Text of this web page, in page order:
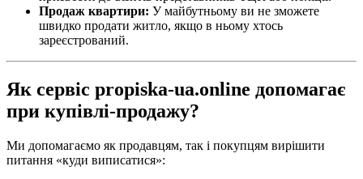
Продаж квартири: У майбутньому ви не зможете
швидко продати житло, якщо в ньому хтось
зареєстрований.
Як сервіс propiska-ua.online допомагає
при купівлі-продажу?
Ми допомагаємо як продавцям, так і покупцям вирішити
питання «куди виписатися»: